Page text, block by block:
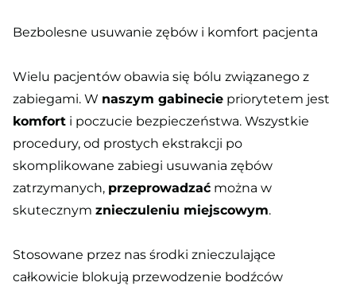
Bezbolesne usuwanie zębów i komfort pacjenta
Wielu pacjentów obawia się bólu związanego z
zabiegami. W naszym gabinecie priorytetem jest
komfort i poczucie bezpieczeństwa. Wszystkie
procedury, od prostych ekstrakcji po
skomplikowane zabiegi usuwania zębów
zatrzymanych, przeprowadzać można w
skutecznym znieczuleniu miejscowym.
Stosowane przez nas środki znieczulające
całkowicie blokują przewodzenie bodźców